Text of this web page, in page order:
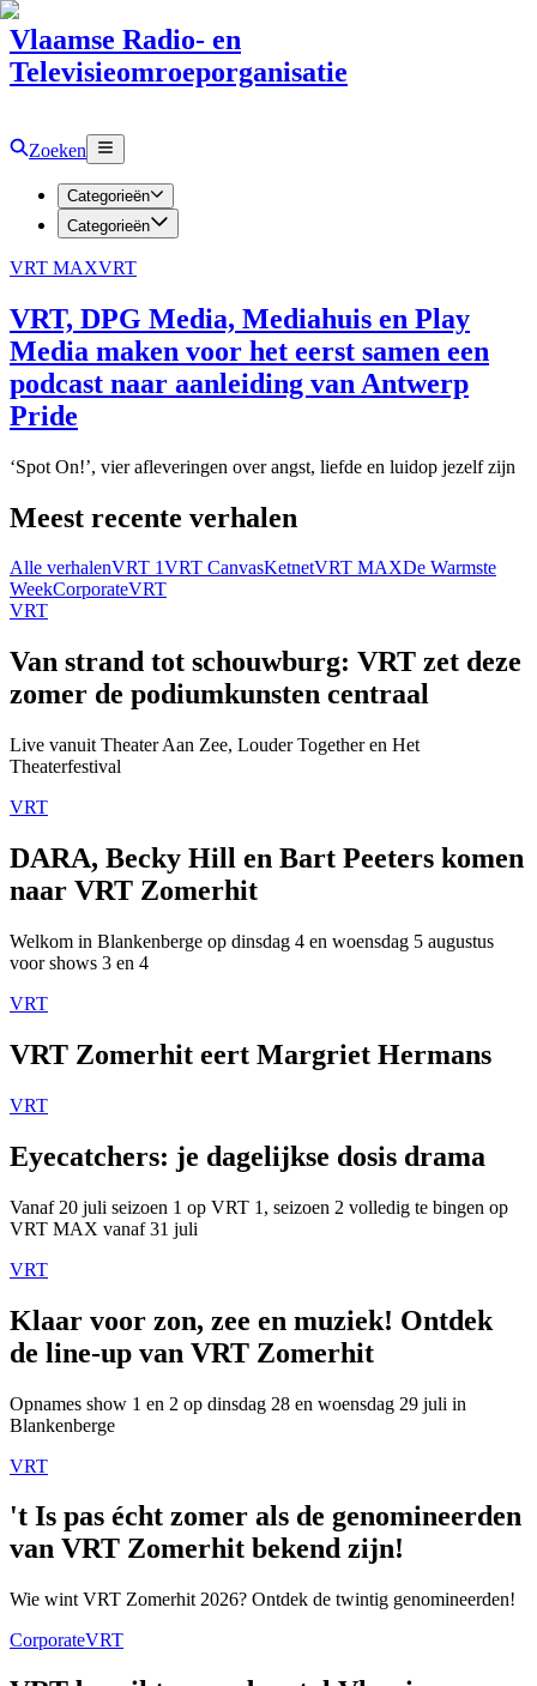
Vlaamse Radio- en
Televisieomroeporganisatie
Zoeken
Categorieën
Categorieën
VRT MAXVRT
VRT, DPG Media, Mediahuis en Play
Media maken voor het eerst samen een
podcast naar aanleiding van Antwerp
Pride
‘Spot On!’, vier afleveringen over angst, liefde en luidop jezelf zijn
Meest recente verhalen
Alle verhalenVRT 1VRT CanvasKetnetVRT MAXDe Warmste
WeekCorporateVRT
VRT
Van strand tot schouwburg: VRT zet deze
zomer de podiumkunsten centraal
Live vanuit Theater Aan Zee, Louder Together en Het
Theaterfestival
VRT
DARA, Becky Hill en Bart Peeters komen
naar VRT Zomerhit
Welkom in Blankenberge op dinsdag 4 en woensdag 5 augustus
voor shows 3 en 4
VRT
VRT Zomerhit eert Margriet Hermans
VRT
Eyecatchers: je dagelijkse dosis drama
Vanaf 20 juli seizoen 1 op VRT 1, seizoen 2 volledig te bingen op
VRT MAX vanaf 31 juli
VRT
Klaar voor zon, zee en muziek! Ontdek
de line-up van VRT Zomerhit
Opnames show 1 en 2 op dinsdag 28 en woensdag 29 juli in
Blankenberge
VRT
't Is pas écht zomer als de genomineerden
van VRT Zomerhit bekend zijn!
Wie wint VRT Zomerhit 2026? Ontdek de twintig genomineerden!
CorporateVRT